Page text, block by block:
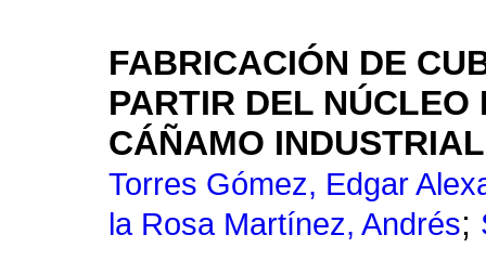
FABRICACIÓN DE
PARTIR DEL
CÁÑAMO
Torres Gómez, Edgar
la Rosa Martínez, Andrés;